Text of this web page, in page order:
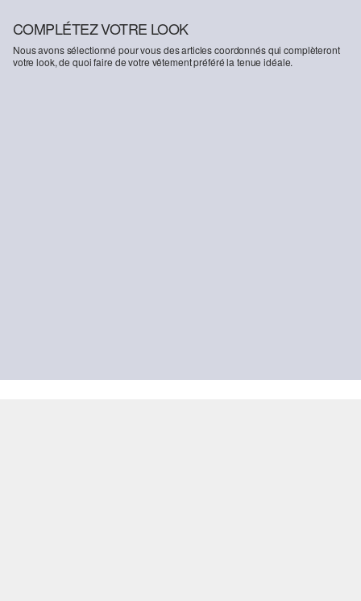
COMPLÉTEZ VOTRE LOOK
Nous avons sélectionné pour vous des articles coordonnés qui complèteront
votre look, de quoi faire de votre vêtement préféré la tenue idéale.